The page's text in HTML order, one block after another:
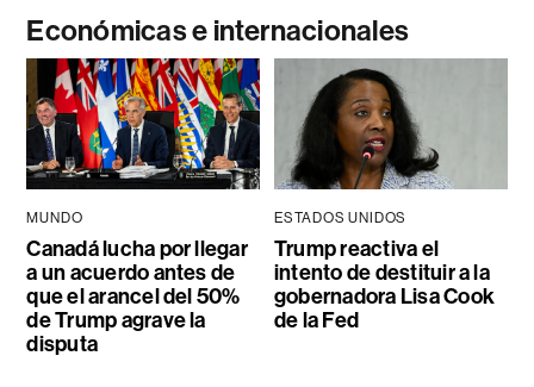
Económicas e internacionales
MUNDO
Canadá lucha por llegar
a un acuerdo antes de
que el arancel del 50%
de Trump agrave la
disputa
ESTADOS UNIDOS
Trump reactiva el
intento de destituir a la
gobernadora Lisa Cook
de la Fed